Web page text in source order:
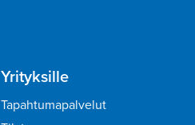
Yrityksille
Tapahtumapalvelut